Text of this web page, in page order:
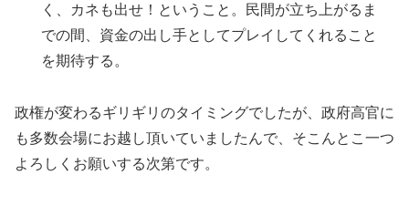
く、カネも出せ！ということ。民間が立ち上がるま
での間、資金の出し手としてプレイしてくれること
を期待する。
政権が変わるギリギリのタイミングでしたが、政府高官に
も多数会場にお越し頂いていましたんで、そこんとこ一つ
よろしくお願いする次第です。